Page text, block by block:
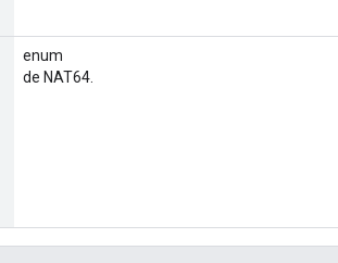
enum
de NAT64.